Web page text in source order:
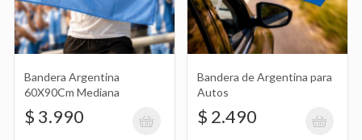
$ 7.490
Gorro Tres Puntas Argentina con
Cascabeles
Bandera Argentina
60X90Cm Mediana
$ 3.990
Bandera de Argentina para
Autos
$ 2.490